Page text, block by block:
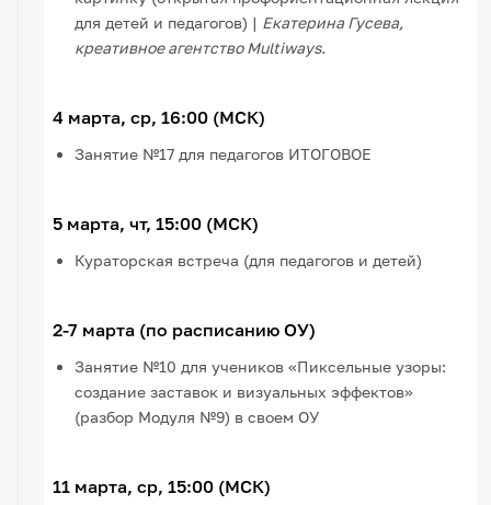
для детей и педагогов) | Екатерина Гусева,
креативное агентство Multiways.
4 марта, ср, 16:00 (МСК)
Занятие №17 для педагогов ИТОГОВОЕ
5 марта, чт, 15:00 (МСК)
Кураторская встреча (для педагогов и детей)
2-7 марта (по расписанию ОУ)
Занятие №10 для учеников «Пиксельные узоры:
создание заставок и визуальных эффектов»
(разбор Модуля №9) в своем ОУ
11 марта, ср, 15:00 (МСК)